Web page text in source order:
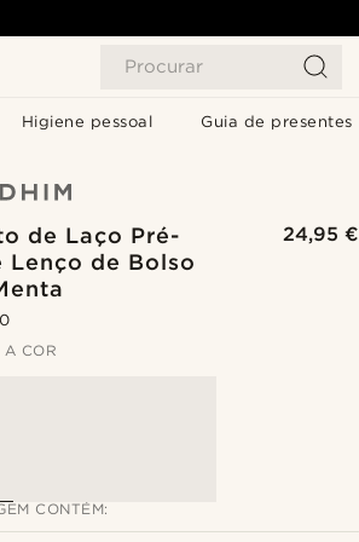
Procurar
Higiene pessoal Guia de presentes
de Laço Pré-
Lenço de Bolso
24,95 €
A COR
CONTÉM: